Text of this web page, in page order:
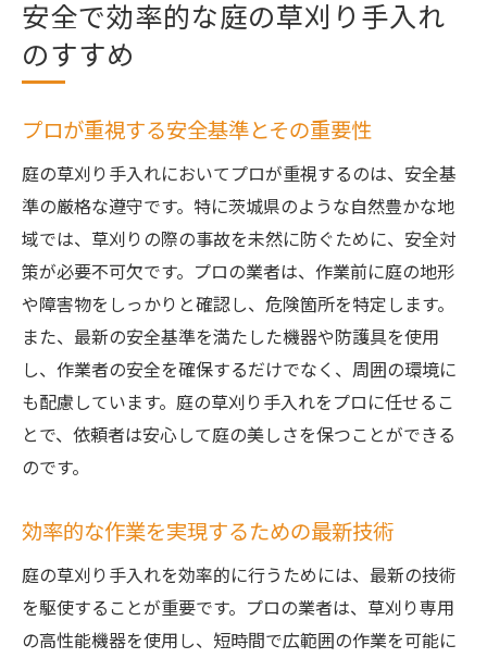
安全で効率的な庭の草刈り手入れ
のすすめ
プロが重視する安全基準とその重要性
庭の草刈り手入れにおいてプロが重視するのは、安全基
準の厳格な遵守です。特に茨城県のような自然豊かな地
域では、草刈りの際の事故を未然に防ぐために、安全対
策が必要不可欠です。プロの業者は、作業前に庭の地形
や障害物をしっかりと確認し、危険箇所を特定します。
また、最新の安全基準を満たした機器や防護具を使用
し、作業者の安全を確保するだけでなく、周囲の環境に
も配慮しています。庭の草刈り手入れをプロに任せるこ
とで、依頼者は安心して庭の美しさを保つことができる
のです。
効率的な作業を実現するための最新技術
庭の草刈り手入れを効率的に行うためには、最新の技術
を駆使することが重要です。プロの業者は、草刈り専用
の高性能機器を使用し、短時間で広範囲の作業を可能に